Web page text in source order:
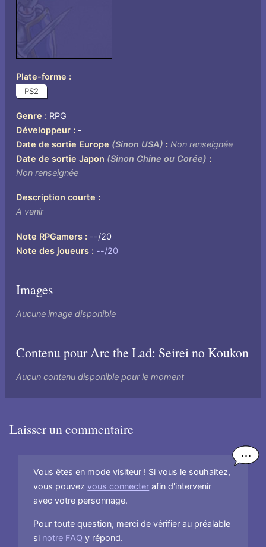
Plate-forme
PS2
Genre
RPG
Développeur
-
Date de sortie Europe (Sinon USA)
Non renseignée
Date de sortie Japon (Sinon Chine ou Corée)
Non renseignée
Description courte
A venir
Note RPGamers
--/20
Note des joueurs
--/20
Images
Aucune image disponible
Contenu pour Arc the Lad: Seirei no Koukon
Aucun contenu disponible pour le moment
Laisser un commentaire
Vous êtes en mode visiteur ! Si vous le souhaitez,
vous pouvezvous connecter afin d'intervenir
avec votre personnage.
Pour toute question, merci de vérifier au préalable
si notre FAQ y répond.